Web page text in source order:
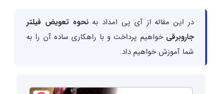
در این مقاله از آی پی امداد بهنحوه تعویض فیلتر
جاروبرقیخواهیم پرداخت و با راهکاری ساده آن را به
شما آموزش خواهیم داد.